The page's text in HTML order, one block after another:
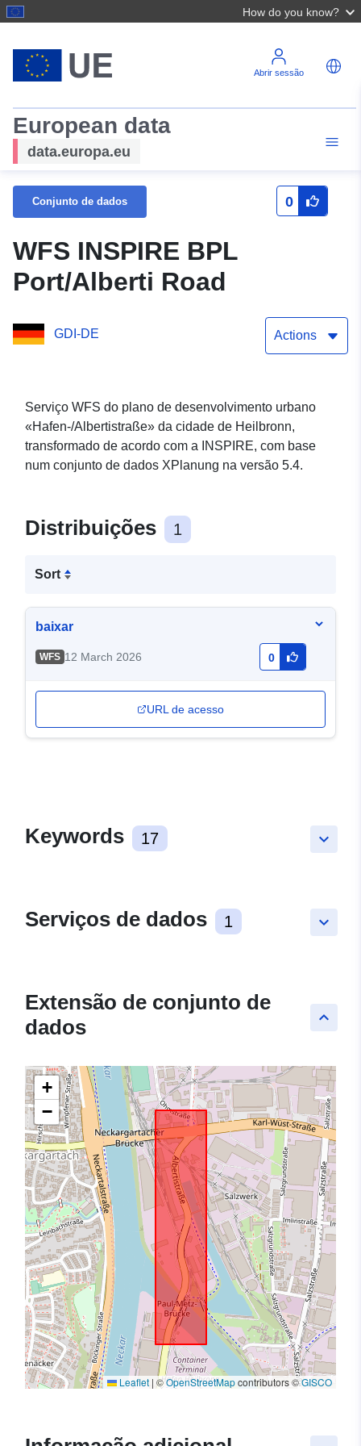
How do you know?
Abrir sessão
European data
data.europa.eu
Conjunto de dados 0
WFS INSPIRE BPL
Port/Alberti Road
GDI-DE Actions
Serviço WFS do plano de desenvolvimento urbano
«Hafen-/Albertistraße» da cidade de Heilbronn,
transformado de acordo com a INSPIRE, com base
num conjunto de dados XPlanung na versão 5.4.
Distribuições 1
Sort
baixar
WFS 12 March 2026 0
URL de acesso
keyboard_arrow_down
Keywords 17
keyboard_arrow_down
Serviços de dados 1
keyboard_arrow_up
Extensão de conjunto de
dados
+
−
Leaflet | ©OpenStreetMapcontributors ©GISCO